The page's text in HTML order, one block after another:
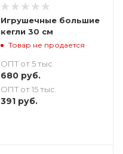
Игрушечные большие
кегли 30 см
Товар не продается
ОПТ от 5 тыс.
680руб.
ОПТ от 15 тыс.
391руб.